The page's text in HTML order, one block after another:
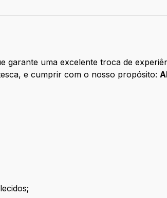
garante uma excelente troca de
e cumprir com o nosso propósito: